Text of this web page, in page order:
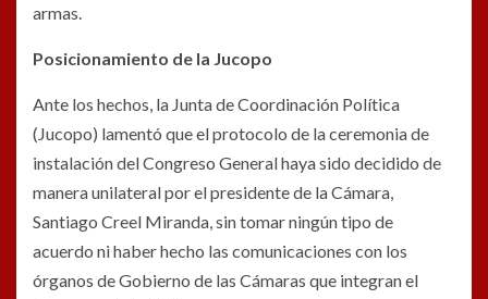
armas.
Posicionamiento de la Jucopo
Ante los hechos, la Junta de Coordinación Política
(Jucopo) lamentó que el protocolo de la ceremonia de
instalación del Congreso General haya sido decidido de
manera unilateral por el presidente de la Cámara,
Santiago Creel Miranda, sin tomar ningún tipo de
acuerdo ni haber hecho las comunicaciones con los
órganos de Gobierno de las Cámaras que integran el